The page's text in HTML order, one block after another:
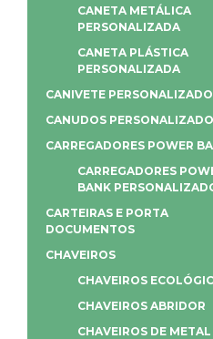
CANETA METÁLICA
PERSONALIZADA
CANETA PLÁSTICA
PERSONALIZADA
CANIVETE
CANUDOS
CARREGADORES POWER
CARREGADORES
BANK
CARTEIRAS E PORTA
DOCUMENTOS
CHAVEIROS
CHAVEIROS
CHAVEIROS ABRIDOR
CHAVEIROS DE METAL